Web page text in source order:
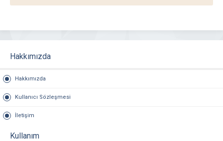
Hakkımızda
Hakkımızda
Kullanıcı Sözleşmesi
İletişim
Kullanım